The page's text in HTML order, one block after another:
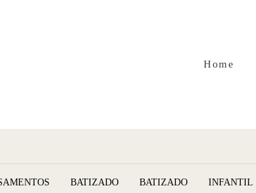
Home
BATIZADO BATIZADO INFANTIL